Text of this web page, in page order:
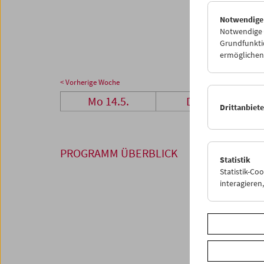
04
< Vorherige Woche
Mo 14.5. Di 15.5.
PROGRAMM ÜBERBLICK
Notwendige
Statistik
Statistik-